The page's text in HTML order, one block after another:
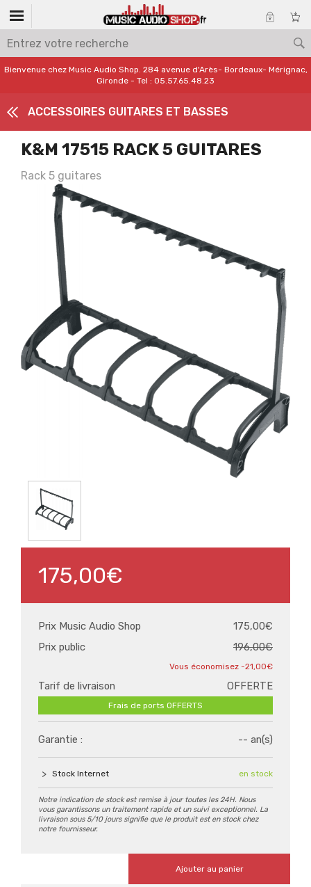
Bienvenue chez Music Audio Shop. 284 avenue d'Arès- Bordeaux- Mérignac,
Gironde - Tel : 05.57.65.48.23
ACCESSOIRES GUITARES ET BASSES
K&M 17515 RACK 5 GUITARES
Rack 5 guitares
175,00€
Prix Music Audio Shop
175,00€
Prix public
196,00€
-21,00€
Tarif de livraison OFFERTE
Frais de ports OFFERTS
Garantie : -- an(s)
Stock Internet en stock
Notre indication de stock est remise à jour toutes les 24H. Nous
vous garantissons un traitement rapide et un suivi exceptionnel. La
livraison sous 5/10 jours signifie que le produit est en stock chez
notre fournisseur.
Ajouter au panier